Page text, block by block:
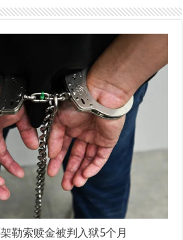
勒索赎金被判入狱5个月